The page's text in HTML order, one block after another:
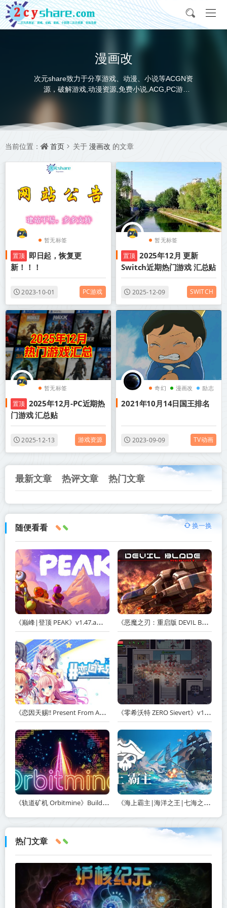
漫画改
次元share致力于分享游戏、动漫、小说等ACGN资
源，破解游戏,动漫资源,免费小说,ACG,PC游
戏,switch游戏,金手指，动画电影,动画片,全本小说,
并提供网盘下载
当前位置： 首页 关于 漫画改 的文章
暂无标签
置顶 即日起，恢复更
新！！！
2023-10-01 PC游戏
暂无标签
置顶 2025年12月 更新
Switch近期热门游戏 汇总贴
2025-12-09 SWITCH
暂无标签
置顶 2025年12月-PC近期热
门游戏 汇总贴
2025-12-13 游戏资源
奇幻 漫画改 励志
2021年10月14日国王排名
2023-09-09 TV动画
最新文章 热评文章 热门文章
随便看看 换一换
《巅峰|登顶 PEAK》v1.47.a【单机+联机】丨中文版网盘下载 《恶魔之刃：重启版 DEVIL BLADE REBOOT》v1.2.4-免安装中文版丨中文版网盘下载
《恋因天赐!! Present From Angel Template!! An Angel's Gift》Build.23930554-免安装中文版丨中文版网盘下载 《零希沃特 ZERO Sievert》v1.2.59-免安装中文版丨中文版网盘下载
《轨道矿机 Orbitmine》Build.24135737-免安装中文版丨中文版网盘下载 《海上霸主|海洋之王|七海之王 King of Seas》v1.20-免安装中文版丨中文版网盘下载
热门文章